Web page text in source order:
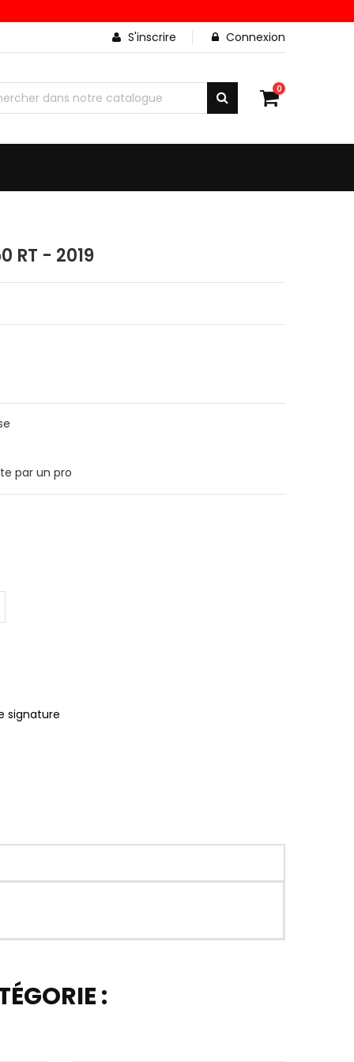
S'inscrire Connexion
0
RT - 2019
par un pro
signature
: